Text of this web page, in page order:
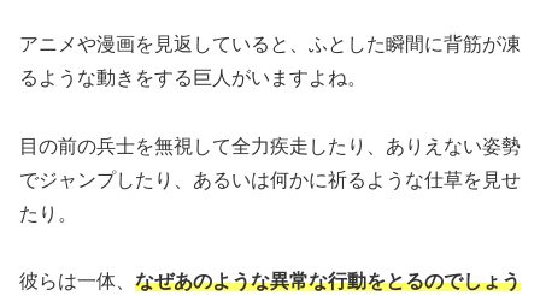
アニメや漫画を見返していると、ふとした瞬間に背筋が凍
るような動きをする巨人がいますよね。
目の前の兵士を無視して全力疾走したり、ありえない姿勢
でジャンプしたり、あるいは何かに祈るような仕草を見せ
たり。
彼らは一体、 なぜあのような異常な行動をとるのでしょう